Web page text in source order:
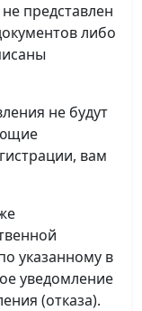
представлен
либо
не будут
вам
указанному в
уведомление
(отказа).